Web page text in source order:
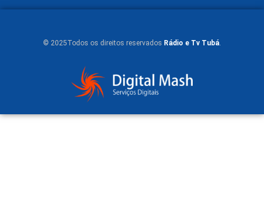
© 2025Todos os direitos reservados Rádio e Tv Tubá.